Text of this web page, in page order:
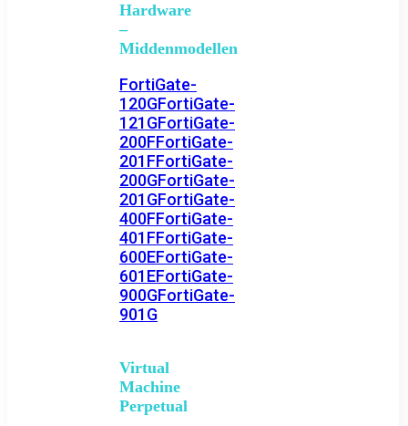
Hardware
–
Middenmodellen
FortiGate-
120GFortiGate-
121GFortiGate-
200FFortiGate-
201FFortiGate-
200GFortiGate-
201GFortiGate-
400FFortiGate-
401FFortiGate-
600EFortiGate-
601EFortiGate-
900GFortiGate-
901G
Virtual
Machine
Perpetual